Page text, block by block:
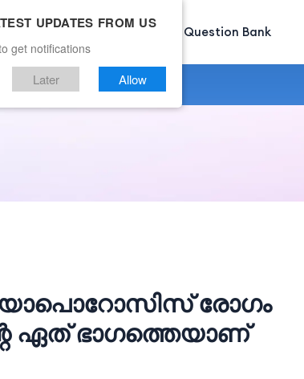
Categories Mock Test Question Bank
രോഗം
ഏത് ഭാഗത്തെയാണ്
UPDATES FROM US
get notifications
Later Allow